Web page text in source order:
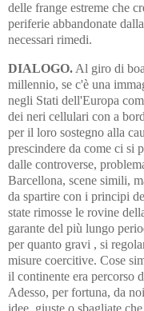
delle frange estreme che
periferie abbandonate
necessari rimedi.
DIALOGO. Al giro di
millennio, se c'è una
negli Stati dell'Europa
dei neri cellulari con a
per il loro sostegno alla
prescindere da come ci si
dalle controverse,
Barcellona, scene simili,
da spartire con i principi
state rimosse le rovine
garante del più lungo
per quanto gravi , si
misure coercitive. Cose
il continente era percorso
Adesso, per fortuna, da
idee, giuste o sbagliate